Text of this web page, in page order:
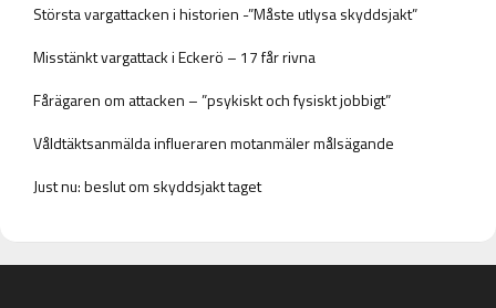
Största vargattacken i historien -”Måste utlysa skyddsjakt”
Misstänkt vargattack i Eckerö – 17 får rivna
Fårägaren om attacken – ”psykiskt och fysiskt jobbigt”
Våldtäktsanmälda influeraren motanmäler målsägande
Just nu: beslut om skyddsjakt taget